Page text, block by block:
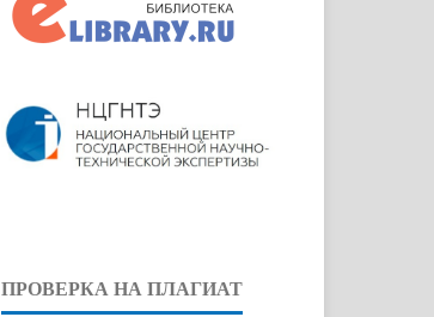
ПРОВЕРКА НА ПЛАГИАТ